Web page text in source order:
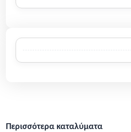
Περισσότερα καταλύματα